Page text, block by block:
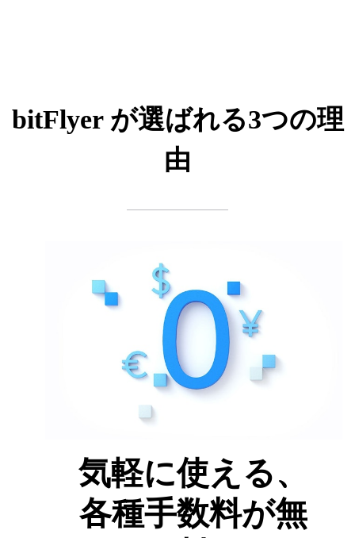
bitFlyer が選ばれる3つの理
由
気軽に使える、
各種手数料が無